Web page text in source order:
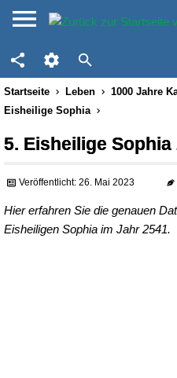
Startseite Leben 1000 Jahre
Eisheilige Sophia
5. Eisheilige Sophia
Veröffentlicht: 26. Mai 2023
Hier erfahren Sie die genauen
Eisheiligen Sophia im Jahr 2541.